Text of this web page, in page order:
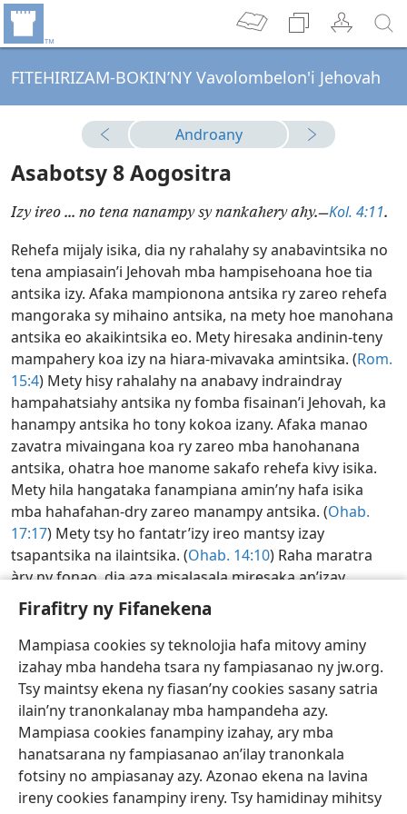
Firafitry ny Fifanekena
Mampiasa cookies sy teknolojia hafa mitovy aminy
izahay mba handeha tsara ny fampiasanao ny jw.org.
Tsy maintsy ekena ny fiasan’ny cookies sasany satria
ilain’ny tranonkalanay mba hampandeha azy.
Mampiasa cookies fanampiny izahay, ary mba
hanatsarana ny fampiasanao an’ilay tranonkala
fotsiny no ampiasanay azy. Azonao ekena na lavina
ireny cookies fanampiny ireny. Tsy hamidinay mihitsy
FITEHIRIZAM-BOKIN’NY Vavolombelon'i Jehovah
Androany
Asabotsy 8 Aogositra
Izy ireo ... no tena nanampy sy nankahery ahy.​—Kol. 4:11.
Rehefa mijaly isika, dia ny rahalahy sy anabavintsika no
tena ampiasain’i Jehovah mba hampisehoana hoe tia
antsika izy. Afaka mampionona antsika ry zareo rehefa
mangoraka sy mihaino antsika, na mety hoe manohana
antsika eo akaikintsika eo. Mety hiresaka andinin-teny
mampahery koa izy na hiara-mivavaka amintsika. (Rom.
15:4) Mety hisy rahalahy na anabavy indraindray
hampahatsiahy antsika ny fomba fisainan’i Jehovah, ka
hanampy antsika ho tony kokoa izany. Afaka manao
zavatra mivaingana koa ry zareo mba hanohanana
antsika, ohatra hoe manome sakafo rehefa kivy isika.
Mety hila hangataka fanampiana amin’ny hafa isika
mba hahafahan-dry zareo manampy antsika. (Ohab.
17:17) Mety tsy ho fantatr’izy ireo mantsy izay
tsapantsika na ilaintsika. (Ohab. 14:10) Raha maratra
àry ny fonao, dia aza misalasala miresaka an’izay
tsapanao amin’ny namana matotra. Ampahafantaro an-
dry zareo hoe ahoana no azony anampiana anao. Mety
hifidy ny hiresaka amin’ny anti-panahy iray na roa
manavanana anao ianao. Misy anabavy indray mahita
hoe mampahery ny miresaka amin’ny anabavy matotra.
w24.1040:15-16
Fandinihana ny Soratra Masina Isan’andro—2026
Tenin’ny Tanana Malagasy Hizara Firafitra
Copyright© 2026 Watch Tower Bible and Tract Society of Pennsylvania